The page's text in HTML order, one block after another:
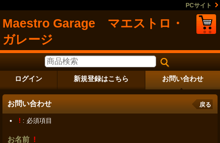
PCサイト
Maestro Garage マエストロ・
ガレージ
ログイン 新規登録はこちら お問い合わせ
お問い合わせ 戻る
! : 必須項目
お名前 !